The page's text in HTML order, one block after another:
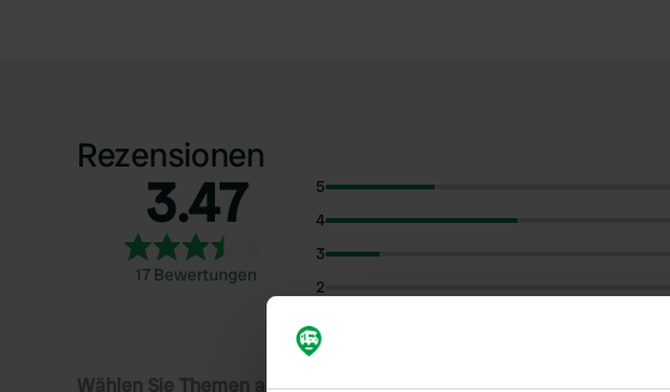
Rezensionen
3.47
17 Bewertungen
5
4
3
2
Wählen Sie Themen aus, um Rezensionen zu lesen: